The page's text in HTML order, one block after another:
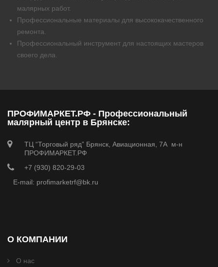
малярных работ.
Профессиональные материалы для высококачественного
ремонта.
Профессиональный инструмент для настоящих мастеров
своего дела.
ПРОФИМАРКЕТ.РФ - Профессиональный
малярный центр в Брянске:
ТЦ “Торговый ряд” Брянск, Авиационная, 7А м-н
ПРОФИМАРКЕТ.РФ
+7 (930) 820-29-03
E-mail: profimarketrf@bk.ru
О КОМПАНИИ
О нас